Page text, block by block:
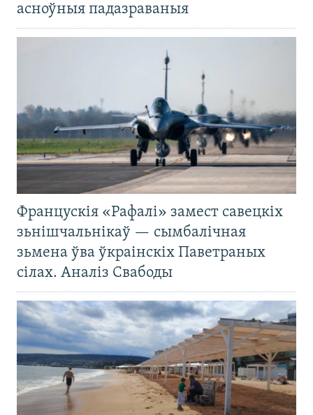
асноўныя падазраваныя
Францускія «Рафалі» замест савецкіх
зьнішчальнікаў — сымбалічная
зьмена ўва ўкраінскіх Паветраных
сілах. Аналіз Свабоды